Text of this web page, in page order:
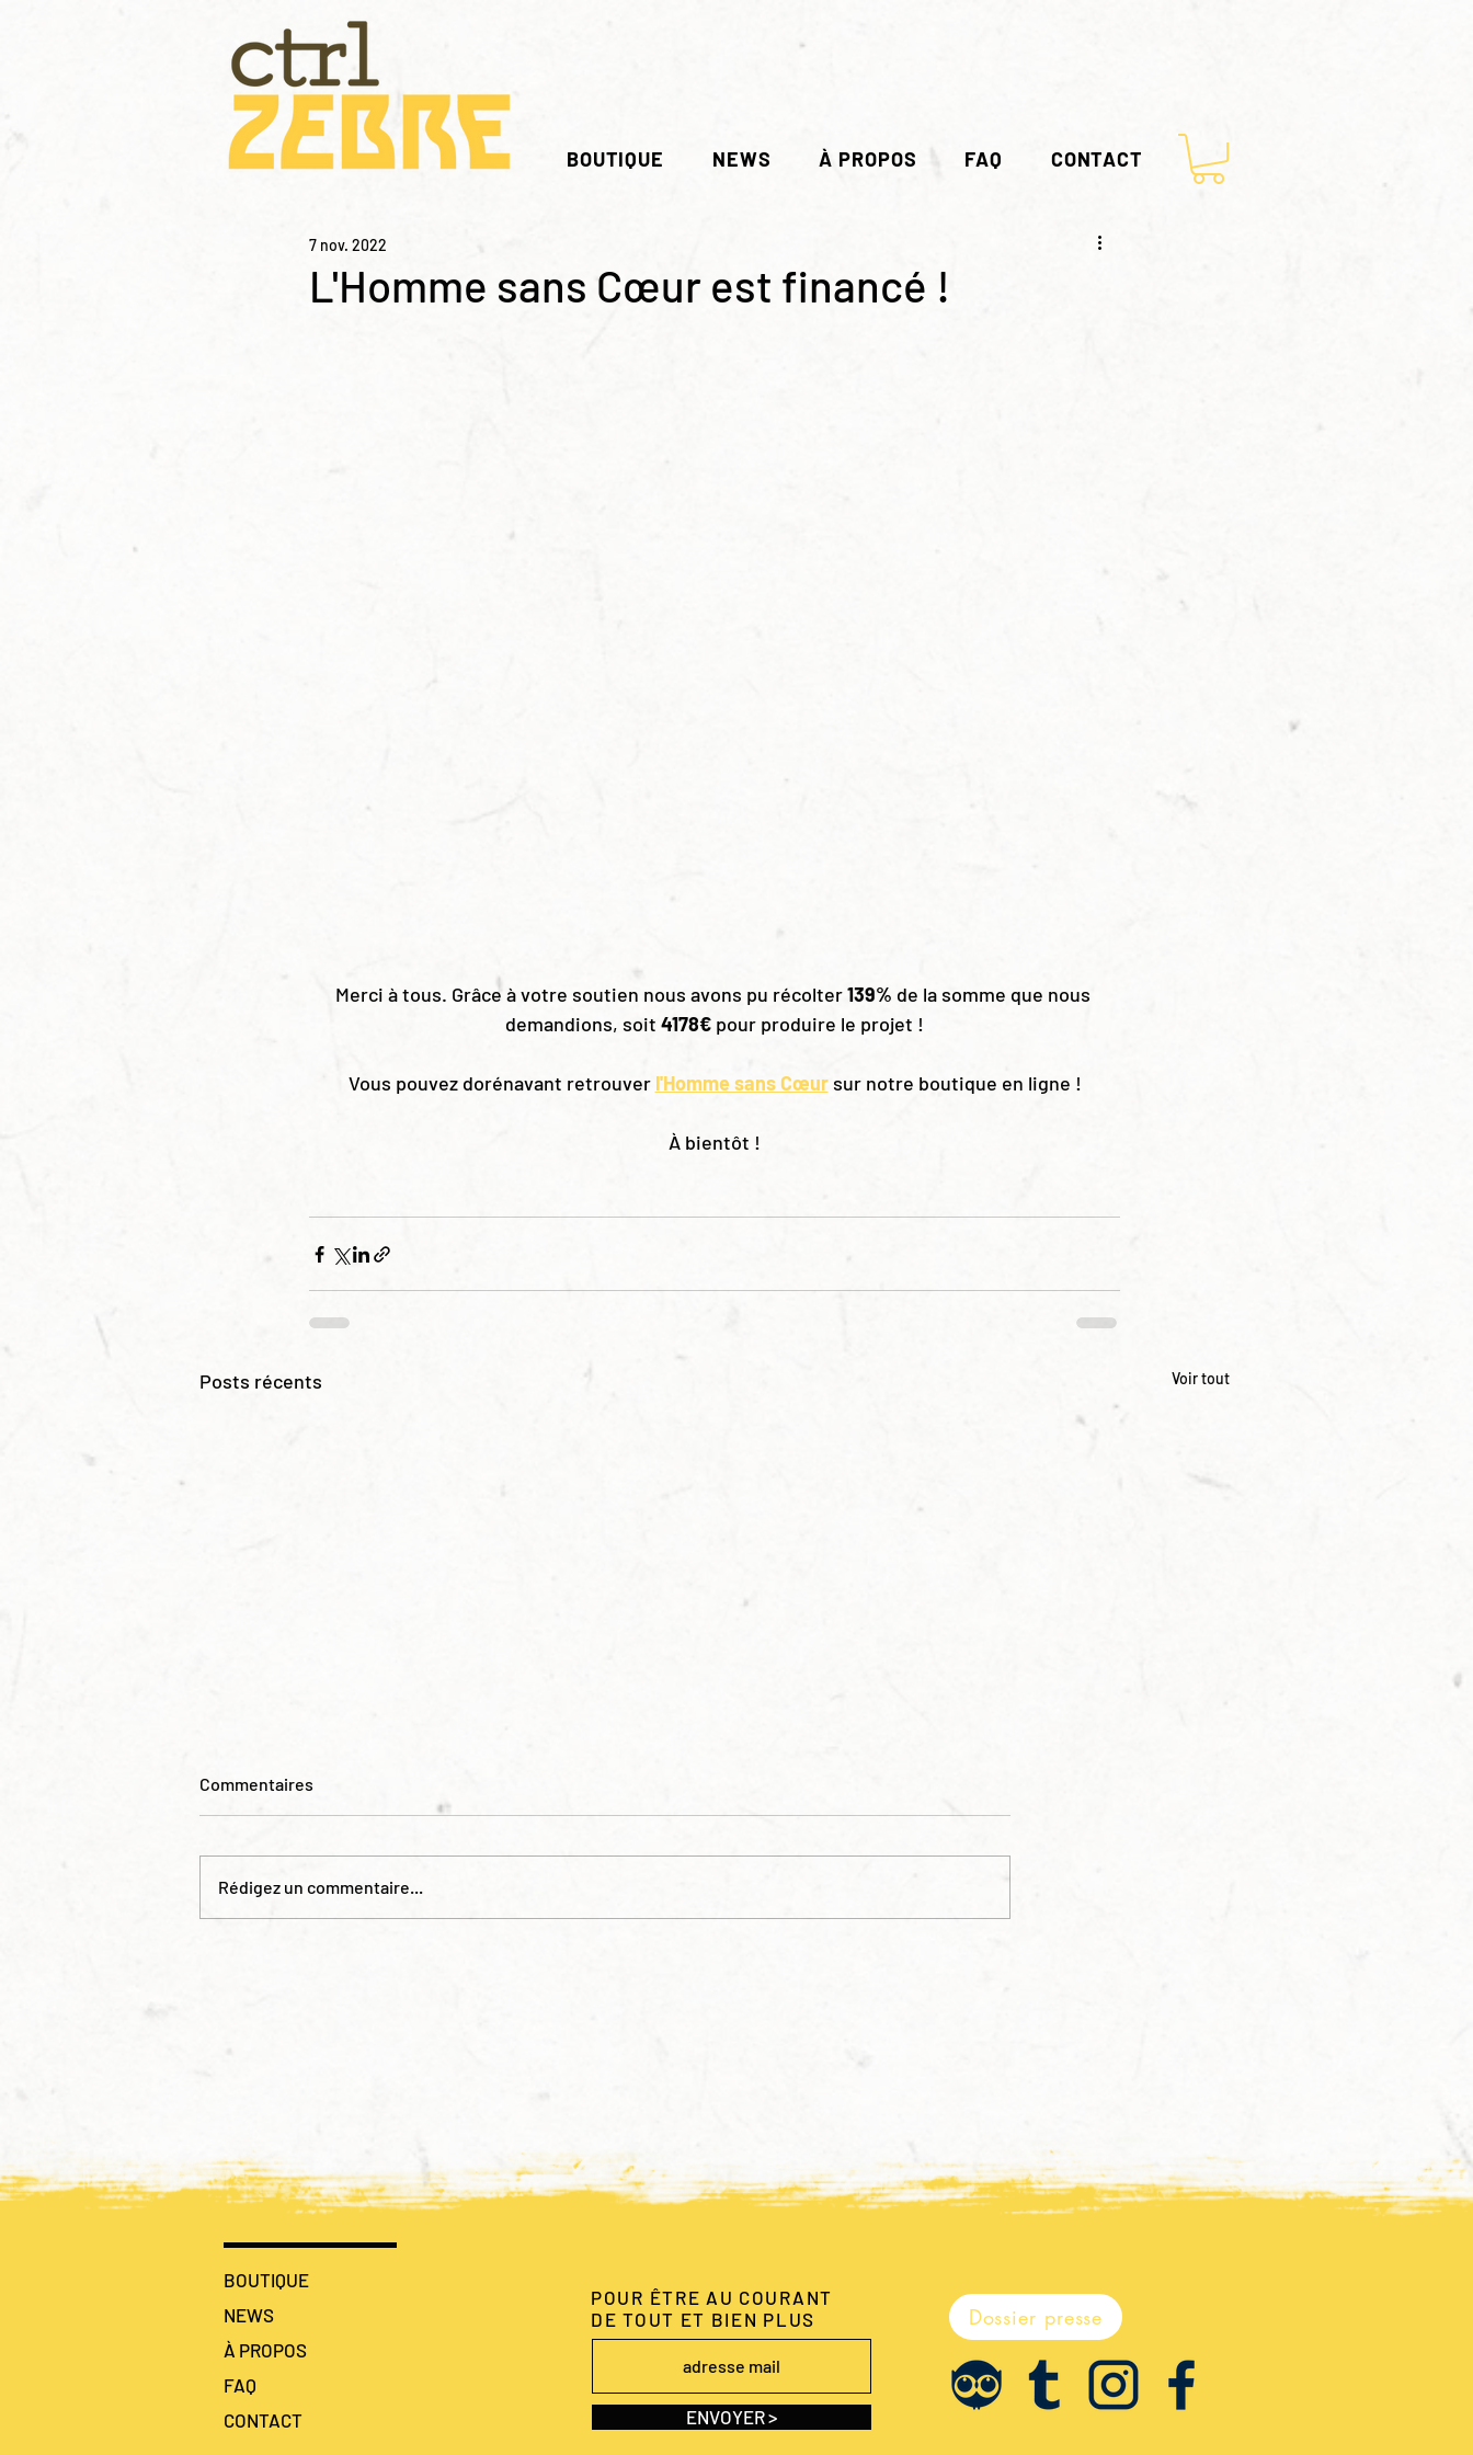
BOUTIQUE NEWS À PROPOS FAQ CONTACT
L'Homme sans Cœur est financé !
7 nov. 2022
Merci à tous. Grâce à votre soutien nous avons pu récolter 139% de la somme que nous
demandions, soit 4178€ pour produire le projet !
Vous pouvez dorénavant retrouver l'Homme sans Cœur sur notre boutique en ligne !
À bientôt !
Posts récents Voir tout
Commentaires
Rédigez un commentaire...
BOUTIQUE
NEWS
À PROPOS
FAQ
CONTACT
POUR ÊTRE AU COURANT
DE TOUT ET BIEN PLUS
ENVOYER >
Dossier presse